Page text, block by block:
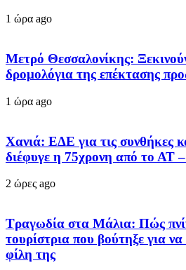
1 ώρα ago
Μετρό Θεσσαλονίκης:
δρομολόγια της επέκτασης
1 ώρα ago
Χανιά: ΕΔΕ για τις συνθήκες
διέφυγε η 75χρονη από το ΑΤ
2 ώρες ago
Τραγωδία στα Μάλια: Πώς
τουρίστρια που βούτηξε για
φίλη της